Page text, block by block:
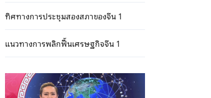
ทิศทางการประชุมสองสภาของจีน 1
แนวทางการพลิกฟื้นเศรษฐกิจจีน 1